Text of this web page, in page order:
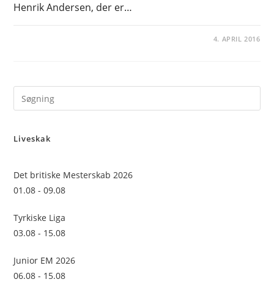
Henrik Andersen, der er…
4. APRIL 2016
Liveskak
Det britiske Mesterskab 2026
01.08 - 09.08
Tyrkiske Liga
03.08 - 15.08
Junior EM 2026
06.08 - 15.08